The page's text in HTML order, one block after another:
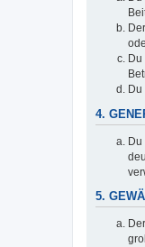
4.
Du
5.